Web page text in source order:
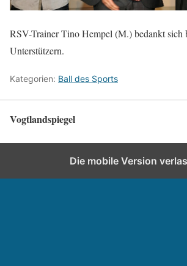
RSV-Trainer Tino Hempel (M.) bedankt sich
Unterstützern.
Kategorien: Ball des Sports
Vogtlandspiegel
Die mobile Version